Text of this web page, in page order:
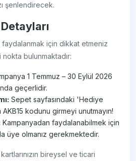
şenlendirecek.
için dikkat etmeniz
bulunmaktadır:
1 Temmuz – 30 Eylül 2026
geçerlidir.
Sepet sayfasındaki 'Hediye
AKB15 kodunu girmeyi unutmayın!
Kampanyadan faydalanabilmek için
üye olmanız gerekmektedir.
bireysel ve ticari